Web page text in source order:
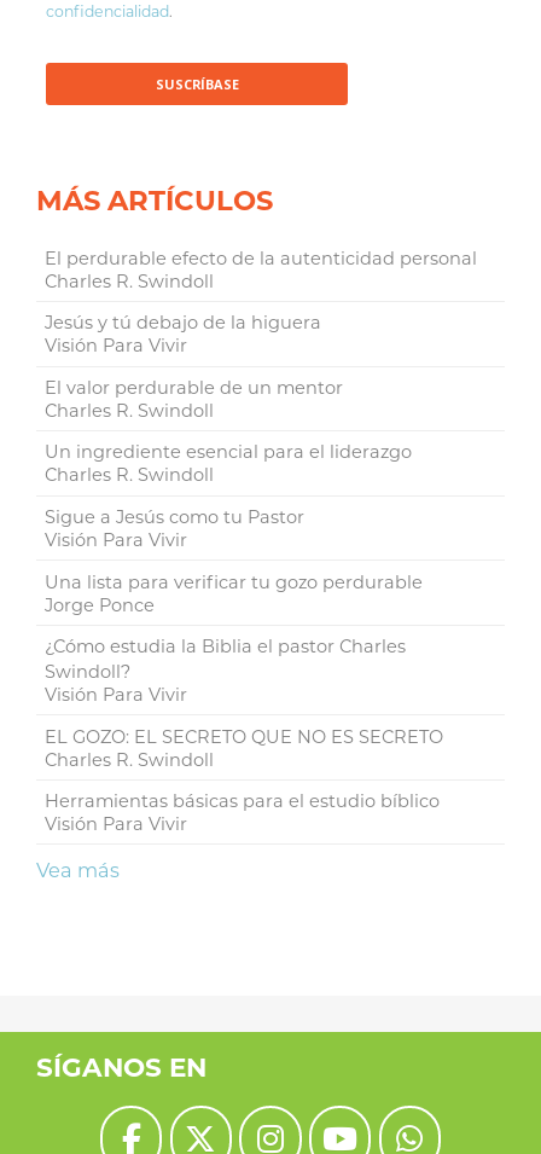
confidencialidad.
MÁS ARTÍCULOS
El perdurable efecto de la autenticidad personal
Charles R. Swindoll
Jesús y tú debajo de la higuera
Visión Para Vivir
El valor perdurable de un mentor
Charles R. Swindoll
Un ingrediente esencial para el liderazgo
Charles R. Swindoll
Sigue a Jesús como tu Pastor
Visión Para Vivir
Una lista para verificar tu gozo perdurable
Jorge Ponce
¿Cómo estudia la Biblia el pastor Charles
Swindoll?
Visión Para Vivir
EL GOZO: EL SECRETO QUE NO ES SECRETO
Charles R. Swindoll
Herramientas básicas para el estudio bíblico
Visión Para Vivir
Vea más
SÍGANOS EN